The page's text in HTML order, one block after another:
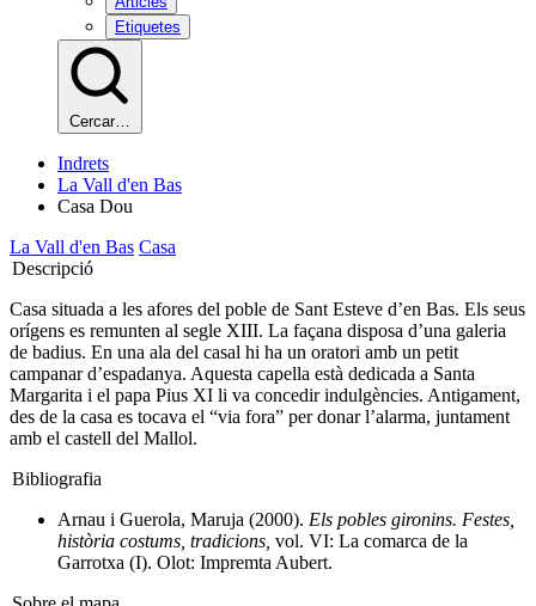
Etiquetes
Cercar…
Indrets
La Vall d'en Bas
Casa Dou
La Vall d'en Bas Casa
Descripció
Casa situada a les afores del poble de Sant Esteve d’en Bas. Els seus
orígens es remunten al segle XIII. La façana disposa d’una galeria
de badius. En una ala del casal hi ha un oratori amb un petit
campanar d’espadanya. Aquesta capella està dedicada a Santa
Margarita i el papa Pius XI li va concedir indulgències. Antigament,
des de la casa es tocava el “via fora” per donar l’alarma, juntament
amb el castell del Mallol.
Bibliografia
Arnau i Guerola, Maruja (2000). Els pobles gironins. Festes,
història costums, tradicions, vol. VI: La comarca de la
Garrotxa (I). Olot: Impremta Aubert.